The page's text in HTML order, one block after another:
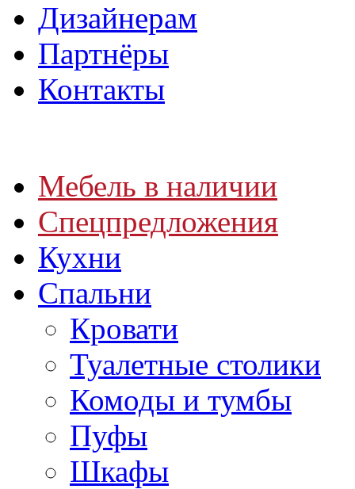
Дизайнерам
Партнёры
Контакты
Мебель в наличии
Спецпредложения
Кухни
Спальни
Кровати
Туалетные столики
Комоды и тумбы
Пуфы
Шкафы